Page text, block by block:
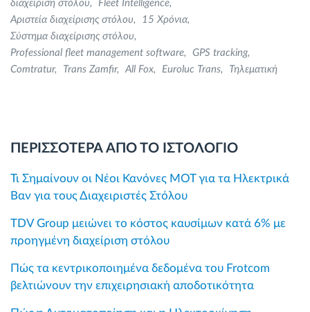
διαχείριση στόλου
Fleet Intelligence
Αριστεία διαχείρισης στόλου
15 Χρόνια
Σύστημα διαχείρισης στόλου
Professional fleet management software
GPS tracking
Comtratur
Trans Zamfir All Fox Euroluc Trans Τηλεματική
ΠΕΡΙΣΣΟΤΕΡΑ ΑΠΟ ΤΟ ΙΣΤΟΛΟΓΙΟ
Τι Σημαίνουν οι Νέοι Κανόνες MOT για τα Ηλεκτρικά
Βαν για τους Διαχειριστές Στόλου
TDV Group μειώνει το κόστος καυσίμων κατά 6% με
προηγμένη διαχείριση στόλου
Πώς τα κεντρικοποιημένα δεδομένα του Frotcom
βελτιώνουν την επιχειρησιακή αποδοτικότητα